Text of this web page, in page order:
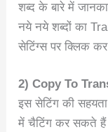
शब्द के बारे में
नये नये शब्दों का
सेटिंग्स पर क्लिक
2) Copy To
इस सेटिंग की
में चैटिंग कर सकते हैं